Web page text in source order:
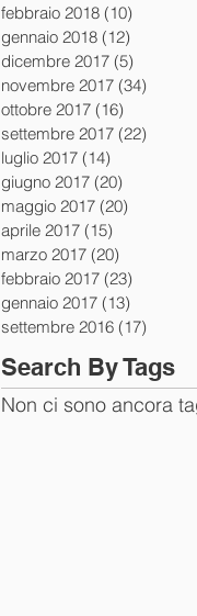
febbraio 2018 (10)
gennaio 2018 (12)
dicembre 2017 (5)
novembre 2017 (34)
ottobre 2017 (16)
settembre 2017 (22)
luglio 2017 (14)
giugno 2017 (20)
maggio 2017 (20)
aprile 2017 (15)
marzo 2017 (20)
febbraio 2017 (23)
gennaio 2017 (13)
settembre 2016 (17)
Search By Tags
Non ci sono ancora